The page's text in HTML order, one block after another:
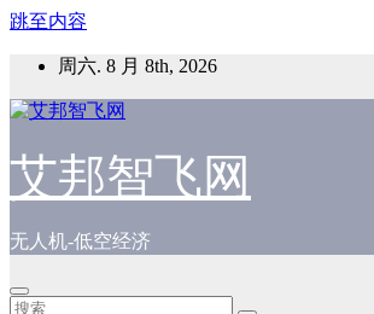
跳至内容
周六. 8 月 8th, 2026
艾邦智飞网
无人机-低空经济